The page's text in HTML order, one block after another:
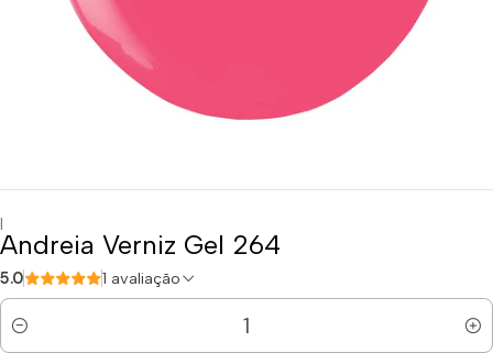
|
Andreia Verniz Gel 264
5.0 1 avaliação
Quantidade